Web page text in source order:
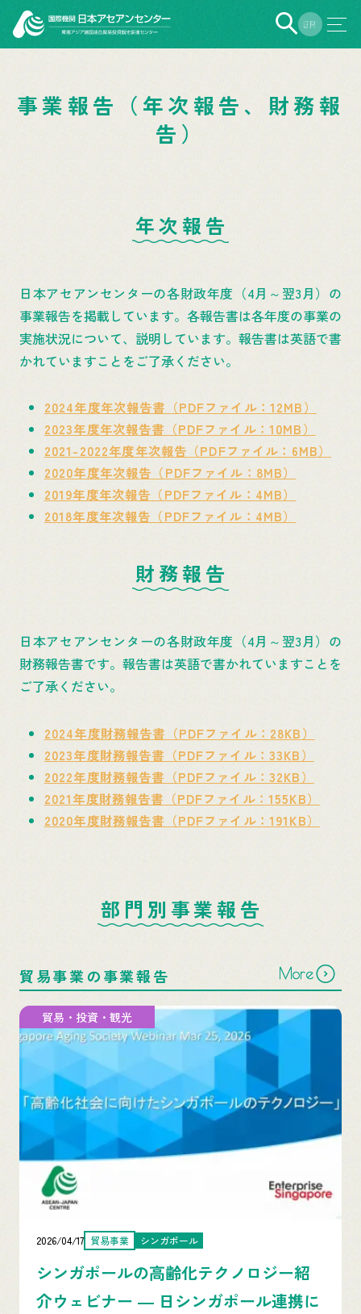
EN
JP
事業報告（年次報告、財務報
告）
年次報告
日本アセアンセンターの各財政年度（4月～翌3月）の
事業報告を掲載しています。各報告書は各年度の事業の
実施状況について、説明しています。報告書は英語で書
かれていますことをご了承ください。
2024年度年次報告書（PDFファイル：12MB）
2023年度年次報告書（PDFファイル：10MB）
2021-2022年度年次報告（PDFファイル：6MB）
2020年度年次報告（PDFファイル：8MB）
2019年度年次報告（PDFファイル：4MB）
2018年度年次報告（PDFファイル：4MB）
財務報告
日本アセアンセンターの各財政年度（4月～翌3月）の
財務報告書です。報告書は英語で書かれていますことを
ご了承ください。
2024年度財務報告書（PDFファイル：28KB）
2023年度財務報告書（PDFファイル：33KB）
2022年度財務報告書（PDFファイル：32KB）
2021年度財務報告書（PDFファイル：155KB）
2020年度財務報告書（PDFファイル：191KB）
部門別事業報告
貿易事業の事業報告 More
貿易・投資・観光
2026/04/17 貿易事業 シンガポール
シンガポールの高齢化テクノロジー紹
介ウェビナー ― 日シンガポール連携に